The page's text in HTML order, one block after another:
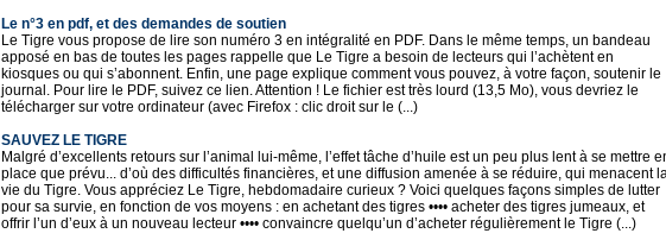
Le n°3 en pdf, et des demandes de soutien
Le Tigre vous propose de lire son numéro 3 en intégralité en PDF. Dans le même temps, un bandeau
apposé en bas de toutes les pages rappelle que Le Tigre a besoin de lecteurs qui l’achètent en
kiosques ou qui s’abonnent. Enfin, une page explique comment vous pouvez, à votre façon, soutenir le
journal. Pour lire le PDF, suivez ce lien. Attention ! Le fichier est très lourd (13,5 Mo), vous devriez le
télécharger sur votre ordinateur (avec Firefox : clic droit sur le (...)
SAUVEZ LE TIGRE
Malgré d’excellents retours sur l’animal lui-même, l’effet tâche d’huile est un peu plus lent à se mettre
place que prévu... d’où des difficultés financières, et une diffusion amenée à se réduire, qui menacent la
vie du Tigre. Vous appréciez Le Tigre, hebdomadaire curieux ? Voici quelques façons simples de lutter
pour sa survie, en fonction de vos moyens : en achetant des tigres •••• acheter des tigres jumeaux, et
offrir l’un d’eux à un nouveau lecteur •••• convaincre quelqu’un d’acheter régulièrement le Tigre (...)